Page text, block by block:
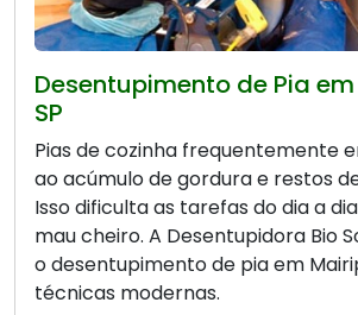
Desentupimento de Pia
SP
Pias de cozinha frequentemente
ao acúmulo de gordura e restos
Isso dificulta as tarefas do dia a
mau cheiro. A Desentupidora Bio
o desentupimento de pia em
técnicas modernas.